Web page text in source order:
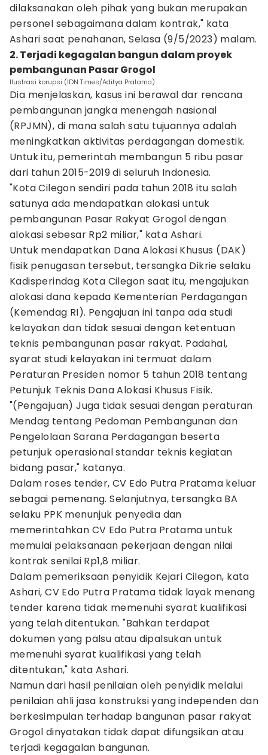
dilaksanakan oleh pihak yang bukan merupakan
personel sebagaimana dalam kontrak," kata
Ashari saat penahanan, Selasa (9/5/2023) malam.
2. Terjadi kegagalan bangun dalam proyek
pembangunan Pasar Grogol
Ilustrasi korupsi (IDN Times/Aditya Pratama)
Dia menjelaskan, kasus ini berawal dar rencana
pembangunan jangka menengah nasional
(RPJMN), di mana salah satu tujuannya adalah
meningkatkan aktivitas perdagangan domestik.
Untuk itu, pemerintah membangun 5 ribu pasar
dari tahun 2015-2019 di seluruh Indonesia.
"Kota Cilegon sendiri pada tahun 2018 itu salah
satunya ada mendapatkan alokasi untuk
pembangunan Pasar Rakyat Grogol dengan
alokasi sebesar Rp2 miliar," kata Ashari.
Untuk mendapatkan Dana Alokasi Khusus (DAK)
fisik penugasan tersebut, tersangka Dikrie selaku
Kadisperindag Kota Cilegon saat itu, mengajukan
alokasi dana kepada Kementerian Perdagangan
(Kemendag RI). Pengajuan ini tanpa ada studi
kelayakan dan tidak sesuai dengan ketentuan
teknis pembangunan pasar rakyat. Padahal,
syarat studi kelayakan ini termuat dalam
Peraturan Presiden nomor 5 tahun 2018 tentang
Petunjuk Teknis Dana Alokasi Khusus Fisik.
"(Pengajuan) Juga tidak sesuai dengan peraturan
Mendag tentang Pedoman Pembangunan dan
Pengelolaan Sarana Perdagangan beserta
petunjuk operasional standar teknis kegiatan
bidang pasar," katanya.
Dalam roses tender, CV Edo Putra Pratama keluar
sebagai pemenang. Selanjutnya, tersangka BA
selaku PPK menunjuk penyedia dan
memerintahkan CV Edo Putra Pratama untuk
memulai pelaksanaan pekerjaan dengan nilai
kontrak senilai Rp1,8 miliar.
Dalam pemeriksaan penyidik Kejari Cilegon, kata
Ashari, CV Edo Putra Pratama tidak layak menang
tender karena tidak memenuhi syarat kualifikasi
yang telah ditentukan. "Bahkan terdapat
dokumen yang palsu atau dipalsukan untuk
memenuhi syarat kualifikasi yang telah
ditentukan," kata Ashari.
Namun dari hasil penilaian oleh penyidik melalui
penilaian ahli jasa konstruksi yang independen dan
berkesimpulan terhadap bangunan pasar rakyat
Grogol dinyatakan tidak dapat difungsikan atau
terjadi kegagalan bangunan.